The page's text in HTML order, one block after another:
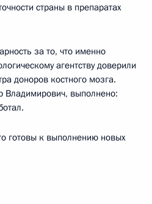
страны в препаратах
за то, что именно
агентству доверили
доноров костного мозга.
Владимирович, выполнено:
готовы к выполнению новых